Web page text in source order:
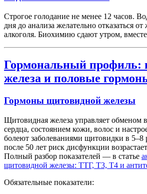
Строгое голодание не менее 12 часов.
дня до анализа желательно отказаться
алкоголя. Биохимию сдают утром,
Гормональный профиль:
железа и половые
Гормоны щитовидной железы
Щитовидная железа управляет обменом
сердца, состоянием кожи, волос и
болеют заболеваниями щитовидки в 5–8
после 50 лет риск дисфункции
Полный разбор показателей — в статье
щитовидной железы: ТТГ, Т3, Т4 и
Обязательные показатели: